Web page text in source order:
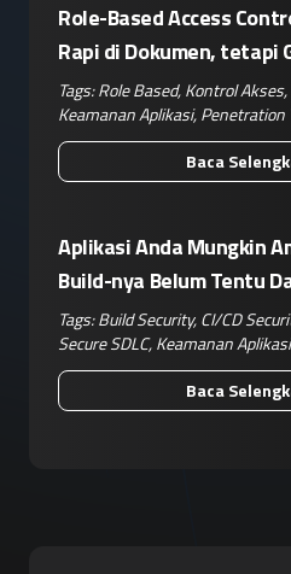
Role-Based Access
Rapi di Dokumen, tetapi
Operasional Nyata
Tags:Role Based,Kontrol Akses,
Keamanan Aplikasi,Penetration
Baca
Aplikasi Anda Mungkin
Build-nya Belum Tentu
Tags:Build Security,CI/CD
Secure SDLC,Keamanan Aplikasi
Baca